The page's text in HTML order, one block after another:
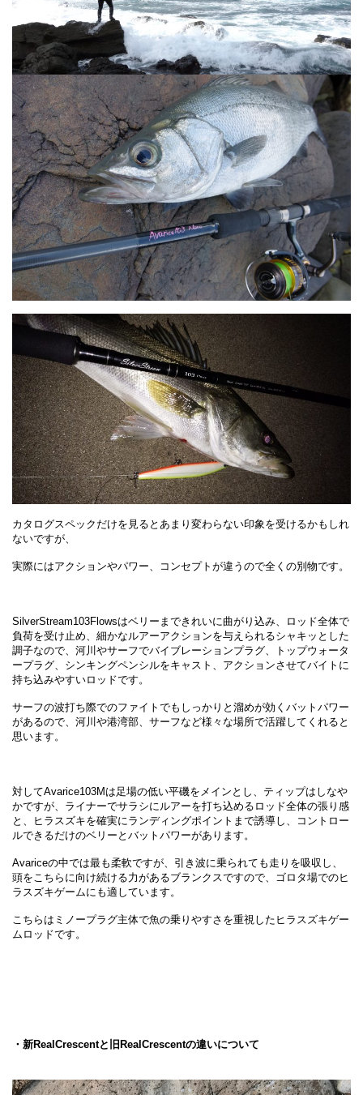
カタログスペックだけを見るとあまり変わらない印象を受けるかもしれ
ないですが、
実際にはアクションやパワー、コンセプトが違うので全くの別物です。
SilverStream103Flowsはベリーまできれいに曲がり込み、ロッド全体で
負荷を受け止め、細かなルアーアクションを与えられるシャキッとした
調子なので、河川やサーフでバイブレーションプラグ、トップウォータ
ープラグ、シンキングペンシルをキャスト、アクションさせてバイトに
持ち込みやすいロッドです。
サーフの波打ち際でのファイトでもしっかりと溜めが効くバットパワー
があるので、河川や港湾部、サーフなど様々な場所で活躍してくれると
思います。
対してAvarice103Mは足場の低い平磯をメインとし、ティップはしなや
かですが、ライナーでサラシにルアーを打ち込めるロッド全体の張り感
と、ヒラスズキを確実にランディングポイントまで誘導し、コントロー
ルできるだけのベリーとバットパワーがあります。
Avariceの中では最も柔軟ですが、引き波に乗られても走りを吸収し、
頭をこちらに向け続ける力があるブランクスですので、ゴロタ場でのヒ
ラスズキゲームにも適しています。
こちらはミノープラグ主体で魚の乗りやすさを重視したヒラスズキゲー
ムロッドです。
・新RealCrescentと旧RealCrescentの違いについて